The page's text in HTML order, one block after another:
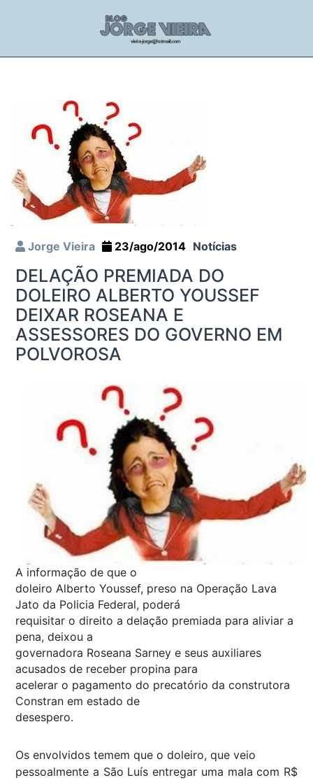
Jorge Vieira 23/ago/2014 Notícias
DELAÇÃO PREMIADA DO
DOLEIRO ALBERTO YOUSSEF
DEIXAR ROSEANA E
ASSESSORES DO GOVERNO EM
POLVOROSA
A informação de que o
doleiro Alberto Youssef, preso na Operação Lava
Jato da Policia Federal, poderá
requisitar o direito a delação premiada para aliviar a
pena, deixou a
governadora Roseana Sarney e seus auxiliares
acusados de receber propina para
acelerar o pagamento do precatório da construtora
Constran em estado de
desespero.
Os envolvidos temem que o doleiro, que veio
pessoalmente a São Luís entregar uma mala com R$